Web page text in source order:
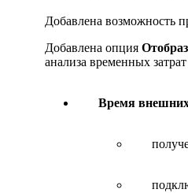
Добавлена возможность
Добавлена опция
анализа временных
Время